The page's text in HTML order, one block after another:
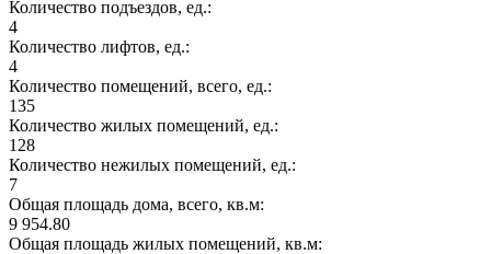
Количество подъездов, ед.:
4
Количество лифтов, ед.:
4
Количество помещений, всего, ед.:
135
Количество жилых помещений, ед.:
128
Количество нежилых помещений, ед.:
7
Общая площадь дома, всего, кв.м:
9 954.80
Общая площадь жилых помещений, кв.м: